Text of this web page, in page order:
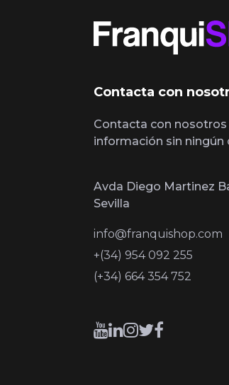
Contacta con
Contacta con nosotros
información sin
Avda Diego Martinez
Sevilla
info@franquishop.com
+(34) 954 092 255
(+34) 664 354 752